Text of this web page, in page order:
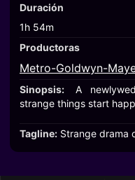
Duración
1h 54m
Productoras
Metro-Goldwyn-
Sinopsis:
A
strange things start
Tagline: Strange drama